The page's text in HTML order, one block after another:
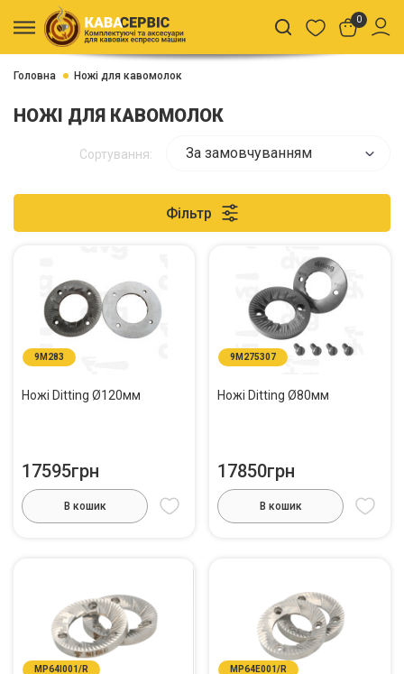
0
Головна Ножі для кавомолок
НОЖІ ДЛЯ КАВОМОЛОК
Сортування: За замовчуванням
Фільтр
9M283
Ножі Ditting Ø120мм
17595грн
В кошик
9M275307
Ножі Ditting Ø80мм
17850грн
В кошик
MP64I001/R MP64E001/R